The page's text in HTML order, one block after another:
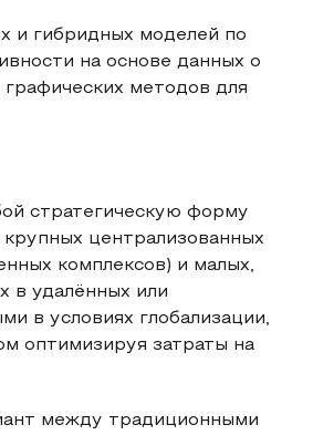
и гибридных моделей по
на основе данных о
графических методов для
стратегическую форму
централизованных
комплексов) и малых,
в удалённых или
в условиях глобализации,
оптимизируя затраты на
между традиционными